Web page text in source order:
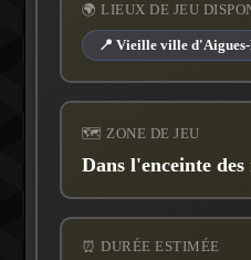
🌍 LIEUX DE JEU
📍 Vieille ville
🗺️ ZONE DE JEU
Dans l'enceinte
⏰ DURÉE ESTIMÉE